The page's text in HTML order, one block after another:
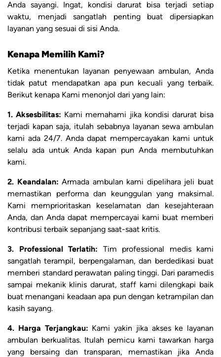
Anda sayangi. Ingat, kondisi darurat bisa terjadi setiap
waktu, menjadi sangatlah penting buat dipersiapkan
layanan yang sesuai di sisi Anda.
Kenapa Memilih Kami?
Ketika menentukan layanan penyewaan ambulan, Anda
tidak patut mendapatkan apa pun kecuali yang terbaik.
Berikut kenapa Kami menonjol dari yang lain:
1. Aksesbilitas: Kami memahami jika kondisi darurat bisa
terjadi kapan saja, itulah sebabnya layanan sewa ambulan
kami ada 24/7. Anda dapat mempercayakan kami untuk
selalu ada untuk Anda kapan pun Anda membutuhkan
kami.
2. Keandalan: Armada ambulan kami dipelihara jeli buat
memastikan performa dan keunggulan yang maksimal.
Kami memprioritaskan keselamatan dan kesejahteraan
Anda, dan Anda dapat mempercayai kami buat memberi
kontribusi terbaik sepanjang saat-saat kritis.
3. Professional Terlatih: Tim professional medis kami
sangatlah terampil, berpengalaman, dan berdedikasi buat
memberi standard perawatan paling tinggi. Dari paramedis
sampai mekanik klinis darurat, staff kami dilengkapi baik
buat menangani keadaan apa pun dengan ketrampilan dan
kasih sayang.
4. Harga Terjangkau: Kami yakin jika akses ke layanan
ambulan berkualitas. Itulah pemicu kami tawarkan harga
yang bersaing dan transparan, memastikan jika Anda